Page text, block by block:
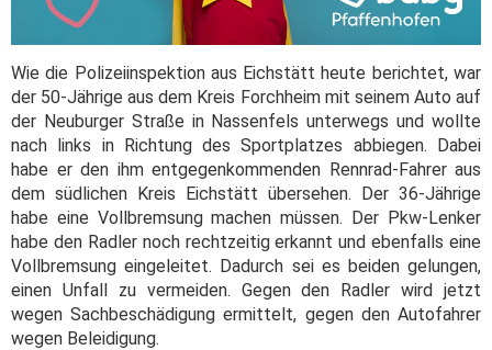
Wie die Polizeiinspektion aus Eichstätt heute berichtet, war
der 50-Jährige aus dem Kreis Forchheim mit seinem Auto auf
der Neuburger Straße in Nassenfels unterwegs und wollte
nach links in Richtung des Sportplatzes abbiegen. Dabei
habe er den ihm entgegenkommenden Rennrad-Fahrer aus
dem südlichen Kreis Eichstätt übersehen. Der 36-Jährige
habe eine Vollbremsung machen müssen. Der Pkw-Lenker
habe den Radler noch rechtzeitig erkannt und ebenfalls eine
Vollbremsung eingeleitet. Dadurch sei es beiden gelungen,
einen Unfall zu vermeiden. Gegen den Radler wird jetzt
wegen Sachbeschädigung ermittelt, gegen den Autofahrer
wegen Beleidigung.